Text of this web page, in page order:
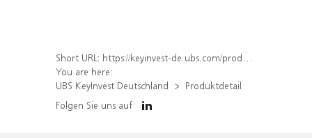
Short URL: https://keyinvest-de.ubs.com/produkt/detail/index/isin/DE000WA4BJ60
You are here:
UBS KeyInvest Deutschland
Produktdetail
Folgen Sie uns auf